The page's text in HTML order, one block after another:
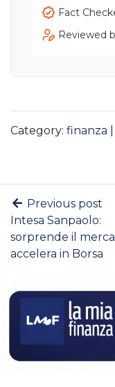
Fact
Reviewed
Category: finanza
Previous post
Intesa Sanpaolo:
sorprende il
accelera in Borsa